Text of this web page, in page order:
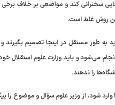
سخنرانی کند و مواضعی بر خلاف
این روش غلط است.
به طور مستقل در اینجا تصمیم بگیرند
انجام می‌شود و باید وزارت علوم
را ندهند.
شود، از وزیر علوم سؤال و موضوع